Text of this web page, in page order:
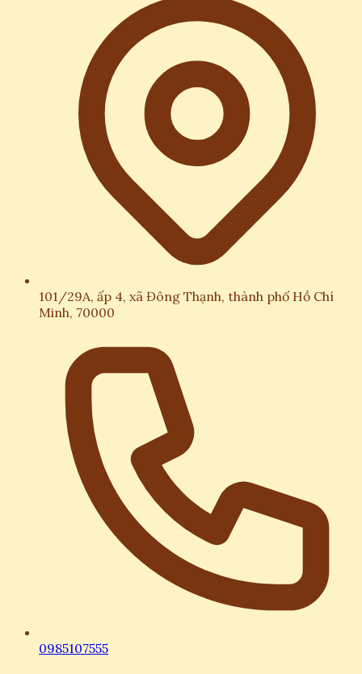
101/29A, ấp 4, xã Đông Thạnh, thành phố Hồ Chí
Minh, 70000
0985107555